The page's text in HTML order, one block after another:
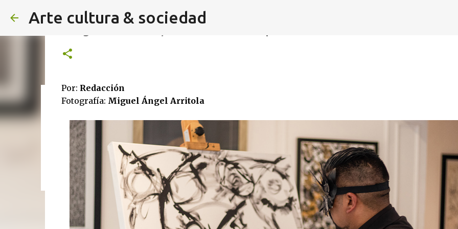
Arte cultura & sociedad
ALEXA DE HOYOS | El arte de hacer cine sin excusas | ROBERTO
Agosto 2026
Por: Redacción
Fotografía: Miguel Ángel Arritola